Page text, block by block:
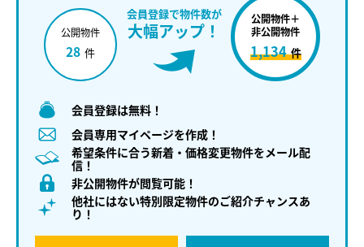
会員登録で物件数が
大幅アップ！
公開物件
28 件
公開物件＋
非公開物件
1,134 件
会員登録は無料！
会員専用マイページを作成！
希望条件に合う新着・価格変更物件をメール配
信！
非公開物件が閲覧可能！
他社にはない特別限定物件のご紹介チャンスあ
り！